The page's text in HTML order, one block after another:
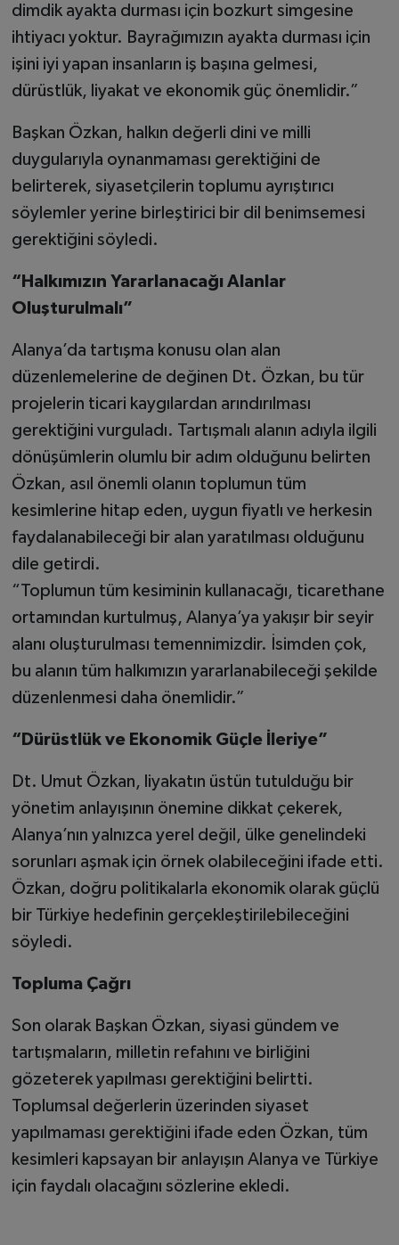
dimdik ayakta durması için bozkurt simgesine
ihtiyacı yoktur. Bayrağımızın ayakta durması için
işini iyi yapan insanların iş başına gelmesi,
dürüstlük, liyakat ve ekonomik güç önemlidir.”
Başkan Özkan, halkın değerli dini ve milli
duygularıyla oynanmaması gerektiğini de
belirterek, siyasetçilerin toplumu ayrıştırıcı
söylemler yerine birleştirici bir dil benimsemesi
gerektiğini söyledi.
“Halkımızın Yararlanacağı Alanlar
Oluşturulmalı”
Alanya’da tartışma konusu olan alan
düzenlemelerine de değinen Dt. Özkan, bu tür
projelerin ticari kaygılardan arındırılması
gerektiğini vurguladı. Tartışmalı alanın adıyla ilgili
dönüşümlerin olumlu bir adım olduğunu belirten
Özkan, asıl önemli olanın toplumun tüm
kesimlerine hitap eden, uygun fiyatlı ve herkesin
faydalanabileceği bir alan yaratılması olduğunu
dile getirdi.
“Toplumun tüm kesiminin kullanacağı, ticarethane
ortamından kurtulmuş, Alanya’ya yakışır bir seyir
alanı oluşturulması temennimizdir. İsimden çok,
bu alanın tüm halkımızın yararlanabileceği şekilde
düzenlenmesi daha önemlidir.”
“Dürüstlük ve Ekonomik Güçle İleriye”
Dt. Umut Özkan, liyakatın üstün tutulduğu bir
yönetim anlayışının önemine dikkat çekerek,
Alanya’nın yalnızca yerel değil, ülke genelindeki
sorunları aşmak için örnek olabileceğini ifade etti.
Özkan, doğru politikalarla ekonomik olarak güçlü
bir Türkiye hedefinin gerçekleştirilebileceğini
söyledi.
Topluma Çağrı
Son olarak Başkan Özkan, siyasi gündem ve
tartışmaların, milletin refahını ve birliğini
gözeterek yapılması gerektiğini belirtti.
Toplumsal değerlerin üzerinden siyaset
yapılmaması gerektiğini ifade eden Özkan, tüm
kesimleri kapsayan bir anlayışın Alanya ve Türkiye
için faydalı olacağını sözlerine ekledi.